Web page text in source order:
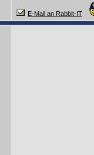
E-Mail an Rabbit-IT